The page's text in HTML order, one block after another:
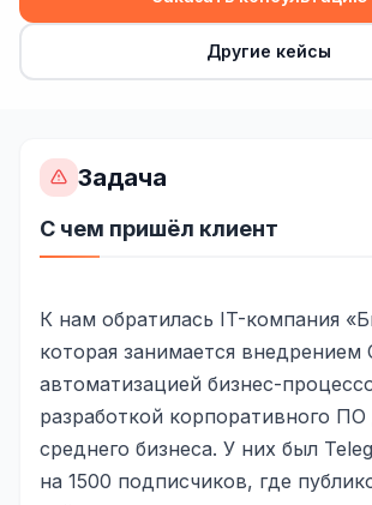
VK Реклама
Яндекс.Маркет
Wildberries реклама
ТАРГЕТИРОВАННАЯ РЕКЛАМА
Реклама в VK
Реклама в Telegram
Реклама в Facebook
Другие кейсы
Задача
С чем пришёл клиент
К нам обратилась IT-компания
которая занимается внедрением
автоматизацией бизнес-
разработкой корпоративного ПО
среднего бизнеса. У них был
на 1500 подписчиков, где